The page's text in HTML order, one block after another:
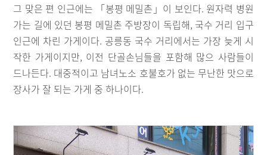
그 맞은 편 인근에는 「봉평 메밀촌」이 보인다. 원자력 병원
가는 길에 있던 봉평 메밀촌 주방장이 독립해, 국수 거리 입구
인근에 차린 가게이다. 공릉동 국수 거리에서는 가장 늦게 시
작한 가게이지만, 이전 단골손님들을 포함해 많으 사람들이
드나든다. 대중적이고 남녀노소 호불호가 없는 무난한 맛으로
장사가 잘 되는 가게 중 하나이다.